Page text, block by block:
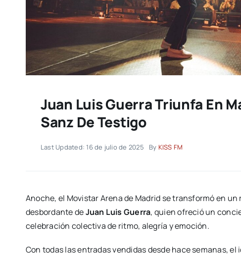
Juan Luis Guerra Triunfa En
Sanz De Testigo
Last Updated: 16 de julio de 2025 By KISS FM
Anoche, el Movistar Arena de Madrid se transformó en
desbordante deJuan Luis Guerra, quien ofreció un
celebración colectiva de ritmo, alegría y emoción.
Con todas las entradas vendidas desde hace semanas,